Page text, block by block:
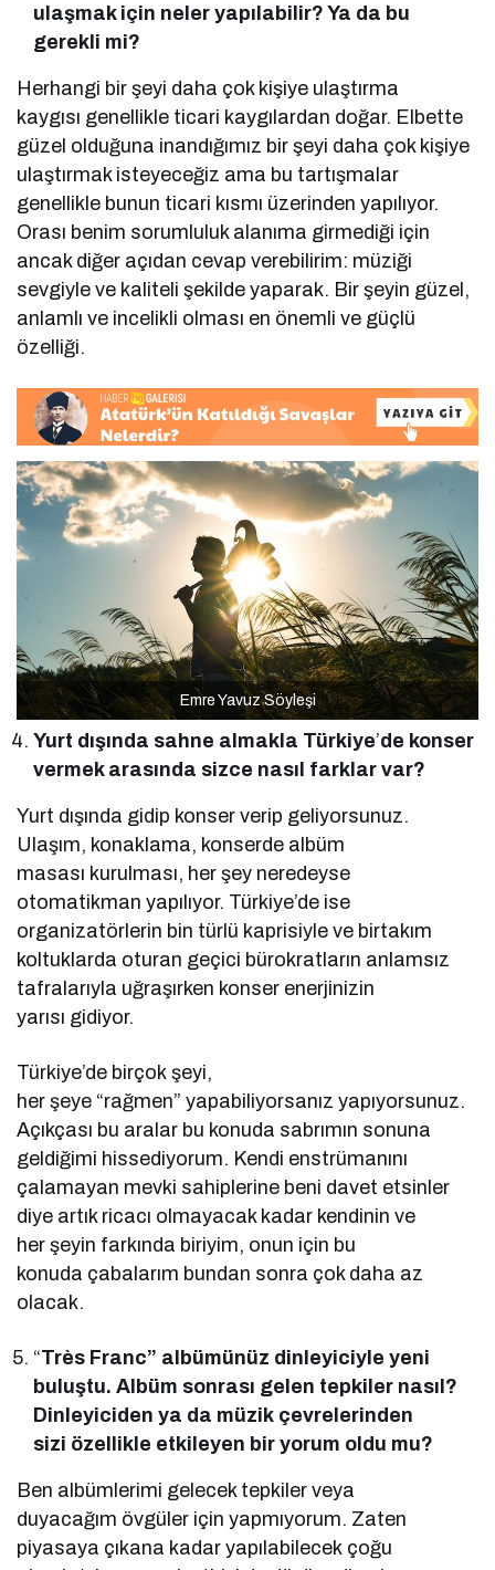
ulaşmak için neler yapılabilir? Ya da bu
gerekli mi?
Herhangi bir şeyi daha çok kişiye ulaştırma
kaygısı genellikle ticari kaygılardan doğar. Elbette
güzel olduğuna inandığımız bir şeyi daha çok kişiye
ulaştırmak isteyeceğiz ama bu tartışmalar
genellikle bunun ticari kısmı üzerinden yapılıyor.
Orası benim sorumluluk alanıma girmediği için
ancak diğer açıdan cevap verebilirim: müziği
sevgiyle ve kaliteli şekilde yaparak. Bir şeyin güzel,
anlamlı ve incelikli olması en önemli ve güçlü
özelliği.
Emre Yavuz Söyleşi
Yurt dışında sahne almakla Türkiye’de konser
vermek arasında sizce nasıl farklar var?
Yurt dışında gidip konser verip geliyorsunuz.
Ulaşım, konaklama, konserde albüm
masası kurulması, her şey neredeyse
otomatikman yapılıyor. Türkiye’de ise
organizatörlerin bin türlü kaprisiyle ve birtakım
koltuklarda oturan geçici bürokratların anlamsız
tafralarıyla uğraşırken konser enerjinizin
yarısı gidiyor.
Türkiye’de birçok şeyi,
her şeye “rağmen” yapabiliyorsanız yapıyorsunuz.
Açıkçası bu aralar bu konuda sabrımın sonuna
geldiğimi hissediyorum. Kendi enstrümanını
çalamayan mevki sahiplerine beni davet etsinler
diye artık ricacı olmayacak kadar kendinin ve
her şeyin farkında biriyim, onun için bu
konuda çabalarım bundan sonra çok daha az
olacak.
“Très Franc” albümünüz dinleyiciyle yeni
buluştu. Albüm sonrası gelen tepkiler nasıl?
Dinleyiciden ya da müzik çevrelerinden
sizi özellikle etkileyen bir yorum oldu mu?
Ben albümlerimi gelecek tepkiler veya
duyacağım övgüler için yapmıyorum. Zaten
piyasaya çıkana kadar yapılabilecek çoğu